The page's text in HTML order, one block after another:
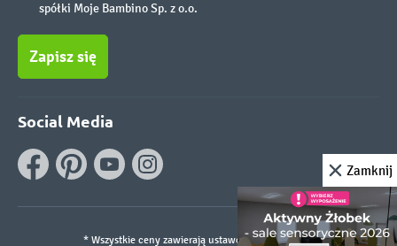
spółki Moje Bambino Sp. z o.o.
Zapisz się
Social Media
* Wszystkie ceny zawierają ustawowy podatek VAT.
Zamknij